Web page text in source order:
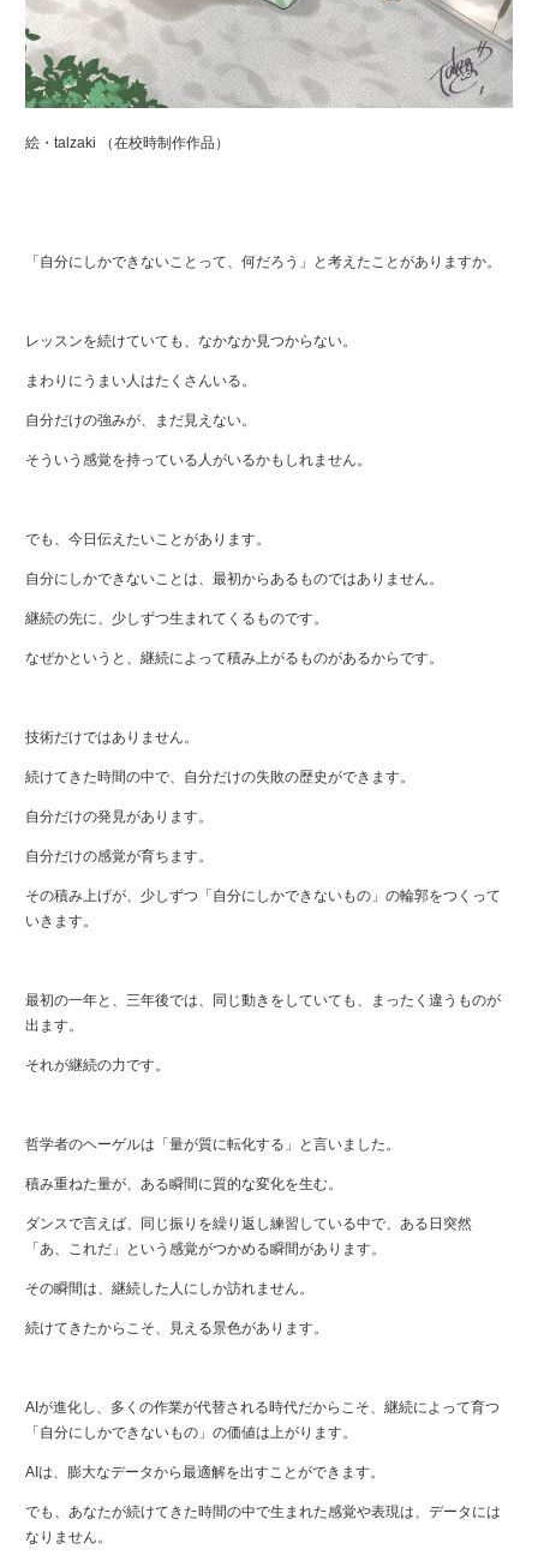
絵・talzaki （在校時制作作品）
「自分にしかできないことって、何だろう」と考えたことがありますか。
レッスンを続けていても、なかなか見つからない。
まわりにうまい人はたくさんいる。
自分だけの強みが、まだ見えない。
そういう感覚を持っている人がいるかもしれません。
でも、今日伝えたいことがあります。
自分にしかできないことは、最初からあるものではありません。
継続の先に、少しずつ生まれてくるものです。
なぜかというと、継続によって積み上がるものがあるからです。
技術だけではありません。
続けてきた時間の中で、自分だけの失敗の歴史ができます。
自分だけの発見があります。
自分だけの感覚が育ちます。
その積み上げが、少しずつ「自分にしかできないもの」の輪郭をつくって
いきます。
最初の一年と、三年後では、同じ動きをしていても、まったく違うものが
出ます。
それが継続の力です。
哲学者のヘーゲルは「量が質に転化する」と言いました。
積み重ねた量が、ある瞬間に質的な変化を生む。
ダンスで言えば、同じ振りを繰り返し練習している中で、ある日突然
「あ、これだ」という感覚がつかめる瞬間があります。
その瞬間は、継続した人にしか訪れません。
続けてきたからこそ、見える景色があります。
AIが進化し、多くの作業が代替される時代だからこそ、継続によって育つ
「自分にしかできないもの」の価値は上がります。
AIは、膨大なデータから最適解を出すことができます。
でも、あなたが続けてきた時間の中で生まれた感覚や表現は、データには
なりません。